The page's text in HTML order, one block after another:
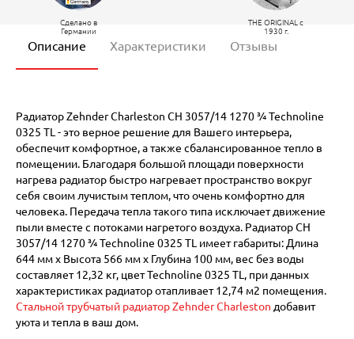
Сделано в
Германии
THE ORIGINAL c
1930 г.
Описание Характеристики Отзывы
Радиатор Zehnder Charleston CH 3057/14 1270 ¾ Technoline
0325 TL - это верное решение для Вашего интерьера,
обеспечит комфортное, а также сбалансированное тепло в
помещении. Благодаря большой площади поверхности
нагрева радиатор быстро нагревает пространство вокруг
себя своим лучистым теплом, что очень комфортно для
человека. Передача тепла такого типа исключает движение
пыли вместе с потоками нагретого воздуха. Радиатор CH
3057/14 1270 ¾ Technoline 0325 TL имеет габариты: Длина
644 мм х Высота 566 мм х Глубина 100 мм, вес без воды
составляет 12,32 кг, цвет Technoline 0325 TL, при данных
характеристиках радиатор отапливает 12,74 м2 помещения.
Стальной трубчатый радиатор Zehnder Charleston добавит
уюта и тепла в ваш дом.